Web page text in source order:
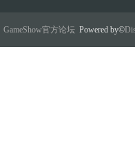
GameShow官方论坛 Powered by©